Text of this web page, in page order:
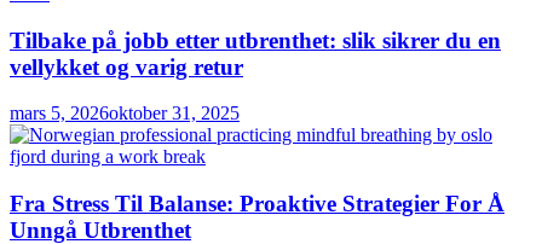
Tilbake på jobb etter utbrenthet: slik sikrer du en
vellykket og varig retur
mars 5, 2026oktober 31, 2025
Fra Stress Til Balanse: Proaktive Strategier For Å
Unngå Utbrenthet